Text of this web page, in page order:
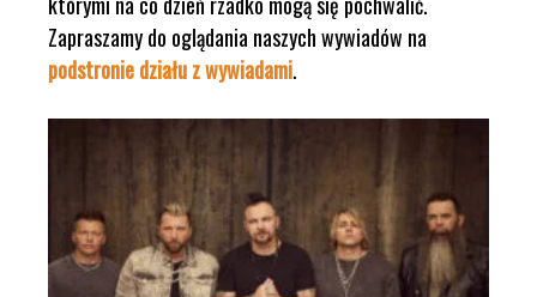
Zapraszamy do oglądania naszych wywiadów na
podstronie działu z wywiadami.